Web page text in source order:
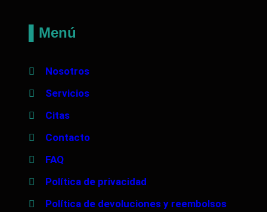
▌Menú
Nosotros
Servicios
Citas
Contacto
FAQ
Política de privacidad
Política de devoluciones y reembolsos